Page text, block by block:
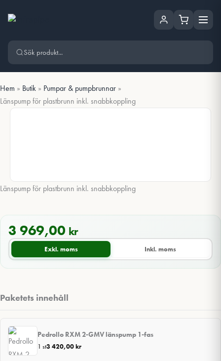
Hem » Butik » Pumpar & pumpbrunnar »
Länspump för plastbrunn inkl. snabbkoppling
Länspump för plastbrunn inkl. snabbkoppling
3 969,00 kr
Exkl. moms Inkl. moms
Paketets innehåll
Pedrollo RXM 2-GMV länspump 1-fas
1 st3 420,00kr